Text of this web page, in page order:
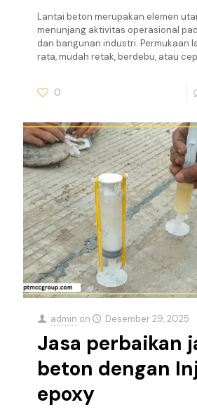
Lantai beton merupakan elemen
menunjang aktivitas operasional
dan bangunan industri. Permukaan
rata, mudah retak, berdebu, atau
0
admin on Desember 29, 2025
Jasa perbaikan
beton dengan
epoxy